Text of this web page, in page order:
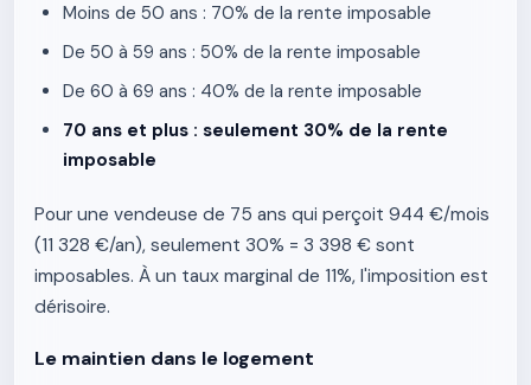
Moins de 50 ans : 70% de la rente imposable
De 50 à 59 ans : 50% de la rente imposable
De 60 à 69 ans : 40% de la rente imposable
70 ans et plus : seulement 30% de la rente
imposable
Pour une vendeuse de 75 ans qui perçoit 944 €/mois
(11 328 €/an), seulement 30% = 3 398 € sont
imposables. À un taux marginal de 11%, l'imposition est
dérisoire.
Le maintien dans le logement